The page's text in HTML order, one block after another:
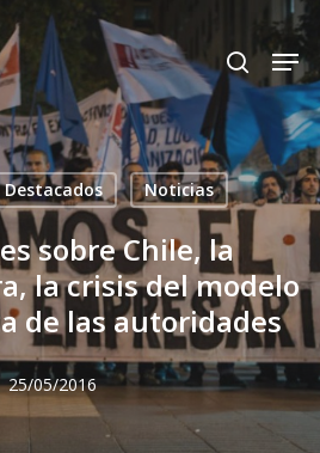
search
Destacados Noticias
sobre Chile, la
la crisis del modelo
de las autoridades
25/05/2016
Close
Menu